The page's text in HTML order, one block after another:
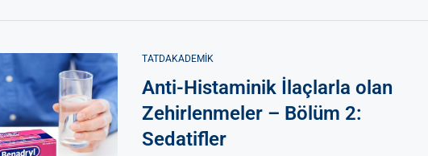
TATDAKADEMIK
Anti-Histaminik İlaçlarla olan
Zehirlenmeler – Bölüm 2:
Sedatifler